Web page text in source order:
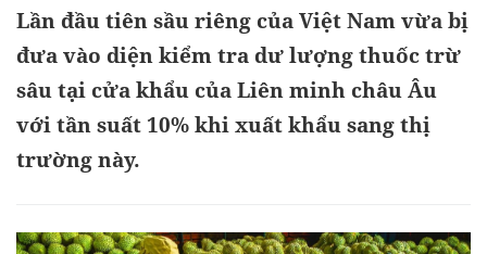
Lần đầu tiên sầu riêng của Việt Nam vừa bị
đưa vào diện kiểm tra dư lượng thuốc trừ
sâu tại cửa khẩu của Liên minh châu Âu
với tần suất 10% khi xuất khẩu sang thị
trường này.